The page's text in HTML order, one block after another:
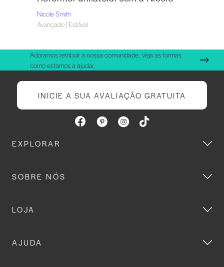
Nicole Smith
Avançado | Estável
Adoramos retribuir à nossa comunidade. Veja as formas
como estamos a ajudar.
INICIE A SUA AVALIAÇÃO GRATUITA
EXPLORAR
SOBRE NÓS
LOJA
AJUDA